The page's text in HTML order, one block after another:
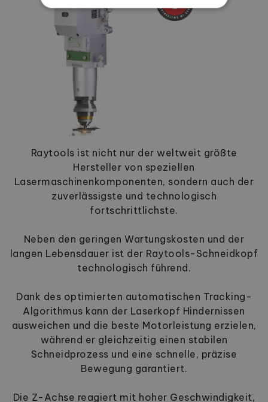
Raytools ist nicht nur der weltweit größte
Hersteller von speziellen
Lasermaschinenkomponenten, sondern auch der
zuverlässigste und technologisch
fortschrittlichste.
Neben den geringen Wartungskosten und der
langen Lebensdauer ist der Raytools-Schneidkopf
technologisch führend.
Dank des optimierten automatischen Tracking-
Algorithmus kann der Laserkopf Hindernissen
ausweichen und die beste Motorleistung erzielen,
während er gleichzeitig einen stabilen
Schneidprozess und eine schnelle, präzise
Bewegung garantiert.
Die Z-Achse reagiert mit hoher Geschwindigkeit,